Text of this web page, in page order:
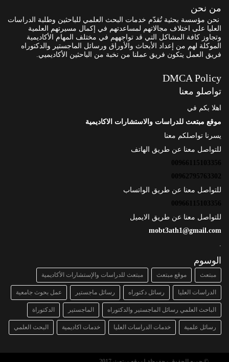
من نحن
نحن مؤسسة بحثية تُقدّم خدمات البحث العلمي للباحثين وطلبة الدراسات
العليا على اختلاف مجالاتهم لمساعدتهم في إكمال مسيرتهم العلمية
وتجاوز كافة المشاكل التي قد تواجههم في مختلف المهام الأكاديمية
الموكلة لهم من إعداد الأبحاث والأوراق ورسائل الماجستير والدكتوراه
فريق العمل يتكون فريق عملنا من نخبة من الباحثين الأكاديميي.
DMCA Policy
تواصلو معنا
اهلا بكم في
موقع مبتعث للدراسات والاستشارات الاكاديمية
يسرنا تواصلكم معنا
للتواصل معنا عن طريق الهاتف
00966115103356
00962795763302
للتواصل معنا عن طريق الواتساب
00966115103356
للتواصل معنا عن طريق الايميل
mobt3ath1@gmail.com
الوسوم
مبتعث موقع مبتعث مبتعث للدراسات والإستشارات الأكاديمية
الدراسات العليا رسائل دكتوراه رسائل ماجستير عمل بحوث جامعية
الباحث العلمي رسائل الماجستير والدكتوراه الماجستير الدكتوراة
رسائل علمية خدمات الدراسات العليا خدمات اكاديمية البحث العلمي